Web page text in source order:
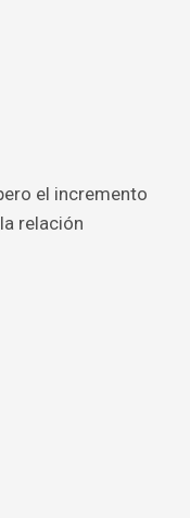
el incremento
relación